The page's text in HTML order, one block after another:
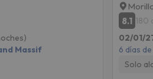
Massif
8.1 180
02/01/
6 días
Solo